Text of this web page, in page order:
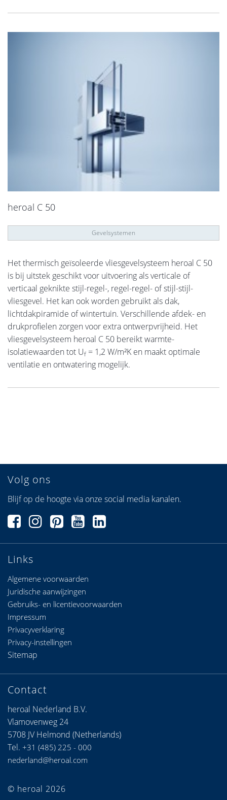
heroal C 50
Gevelsystemen
Het thermisch geïsoleerde vliesgevelsysteem heroal C 50
is bij uitstek geschikt voor uitvoering als verticale of
verticaal geknikte stijl-regel-, regel-regel- of stijl-stijl-
vliesgevel. Het kan ook worden gebruikt als dak,
lichtdakpiramide of wintertuin. Verschillende afdek- en
drukprofielen zorgen voor extra ontwerpvrijheid. Het
vliesgevelsysteem heroal C 50 bereikt warmte-
isolatiewaarden tot Uf = 1,2 W/m²K en maakt optimale
ventilatie en ontwatering mogelijk.
Links
Algemene voorwaarden
Juridische aanwijzingen
Gebruiks- en licentievoorwaarden
Volg ons
Blijf op de hoogte via onze social media kanalen.
Contact
heroal Nederland B.V.
Vlamovenweg 24
5708 JV Helmond (Netherlands)
Tel. +31 (485) 225 - 000
nederland@heroal.com
Impressum
Privacyverklaring
Privacy-instellingen
Sitemap
© heroal 2026